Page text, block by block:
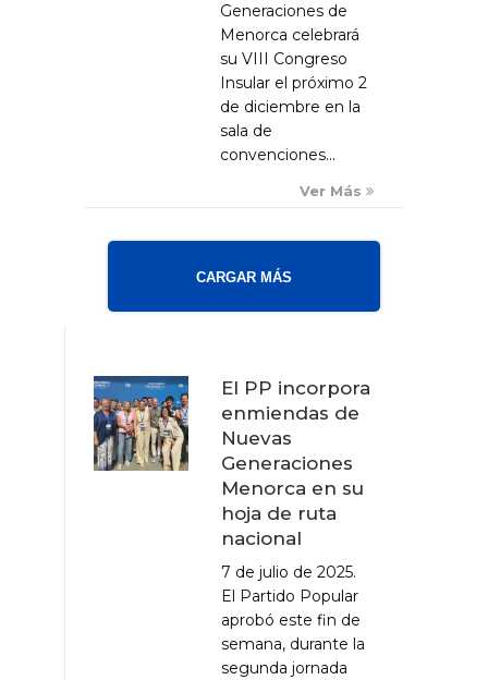
Generaciones de
Menorca celebrará
su VIII Congreso
Insular el próximo 2
de diciembre en la
sala de
convenciones...
Ver Más
CARGAR MÁS
El PP incorpora
enmiendas de
Nuevas
Generaciones
Menorca en su
hoja de ruta
nacional
7 de julio de 2025.
El Partido Popular
aprobó este fin de
semana, durante la
segunda jornada